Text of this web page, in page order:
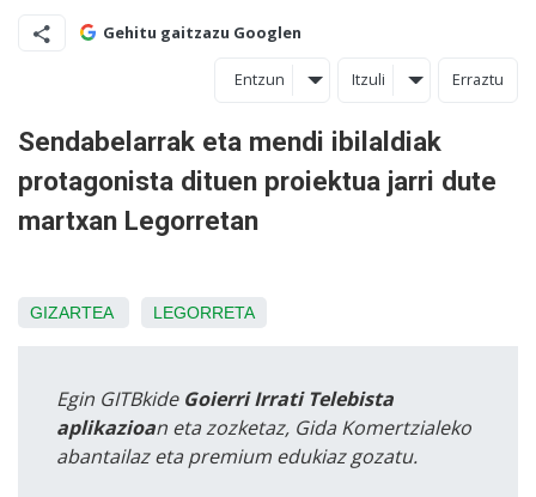
Gehitu gaitzazu Googlen
Entzun Itzuli Erraztu
Sendabelarrak eta mendi ibilaldiak
protagonista dituen proiektua jarri dute
martxan Legorretan
GIZARTEA LEGORRETA
Egin GITBkide Goierri Irrati Telebista
aplikazioan eta zozketaz, Gida Komertzialeko
abantailaz eta premium edukiaz gozatu.